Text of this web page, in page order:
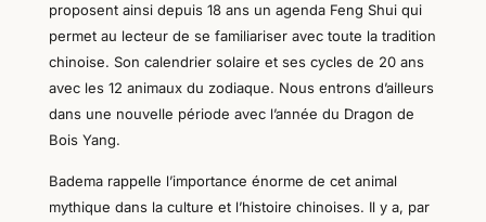
proposent ainsi depuis 18 ans un agenda Feng Shui qui
permet au lecteur de se familiariser avec toute la tradition
chinoise. Son calendrier solaire et ses cycles de 20 ans
avec les 12 animaux du zodiaque. Nous entrons d’ailleurs
dans une nouvelle période avec l’année du Dragon de
Bois Yang.
Badema rappelle l’importance énorme de cet animal
mythique dans la culture et l’histoire chinoises. Il y a, par